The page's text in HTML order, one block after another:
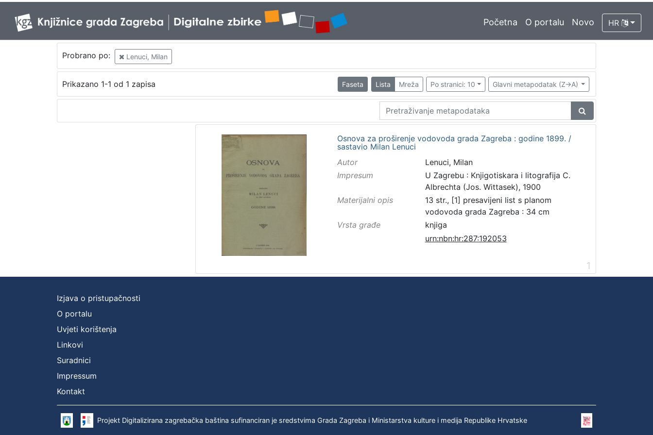
Početna O portalu Novo HR
Probrano po: Lenuci, Milan
Prikazano 1-1 od 1 zapisa Faseta Lista Mreža Po stranici: 10 Glavni metapodatak (Z->A)
Osnova za proširenje vodovoda grada Zagreba : godine 1899. /
sastavio Milan Lenuci
Autor
Lenuci, Milan
Impresum
U Zagrebu : Knjigotiskara i litografija C.
Albrechta (Jos. Wittasek), 1900
Materijalni opis
13 str., [1] presavijeni list s planom
vodovoda grada Zagreba : 34 cm
Vrsta građe
knjiga
urn:nbn:hr:287:192053
1
Izjava o pristupačnosti
O portalu
Uvjeti korištenja
Linkovi
Suradnici
Impressum
Kontakt
Projekt Digitalizirana zagrebačka baština sufinanciran je sredstvima Grada Zagreba i Ministarstva kulture i medija Republike Hrvatske